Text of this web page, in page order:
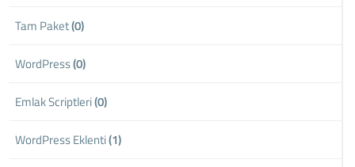
Tam Paket(0)
WordPress(0)
Emlak Scriptleri(0)
WordPress Eklenti(1)